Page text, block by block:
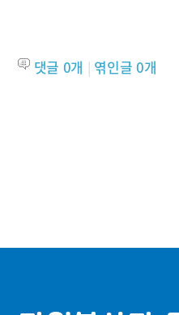
댓글 0개 | 엮인글 0개